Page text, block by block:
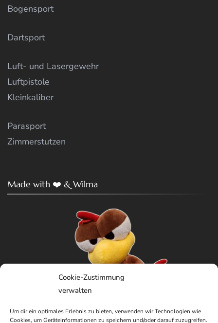
Cookie-Zustimmung
verwalten
Um dir ein optimales Erlebnis zu bieten, verwenden wir Technologien wie
Cookies, um Geräteinformationen zu speichern und/oder darauf zuzugreifen.
Bogensport
Dartsport
Luft- und Lasergewehr
Luftpistole
Kleinkaliber
Parasport
Zimmerstutzen
Made with ❤️ & Wilma